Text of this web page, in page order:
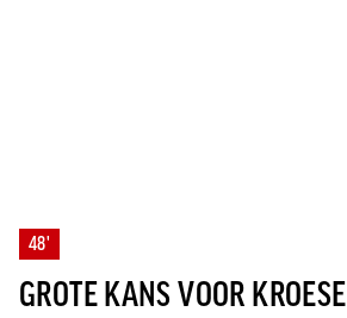
48'
GROTE KANS VOOR KROESE